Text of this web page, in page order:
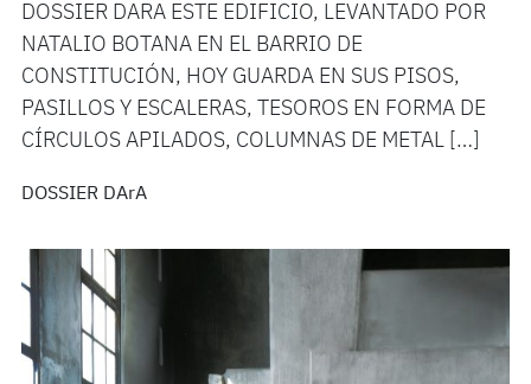
DOSSIER DARA ESTE EDIFICIO, LEVANTADO POR
NATALIO BOTANA EN EL BARRIO DE
CONSTITUCIÓN, HOY GUARDA EN SUS PISOS,
PASILLOS Y ESCALERAS, TESOROS EN FORMA DE
CÍRCULOS APILADOS, COLUMNAS DE METAL […]
DOSSIER DArA